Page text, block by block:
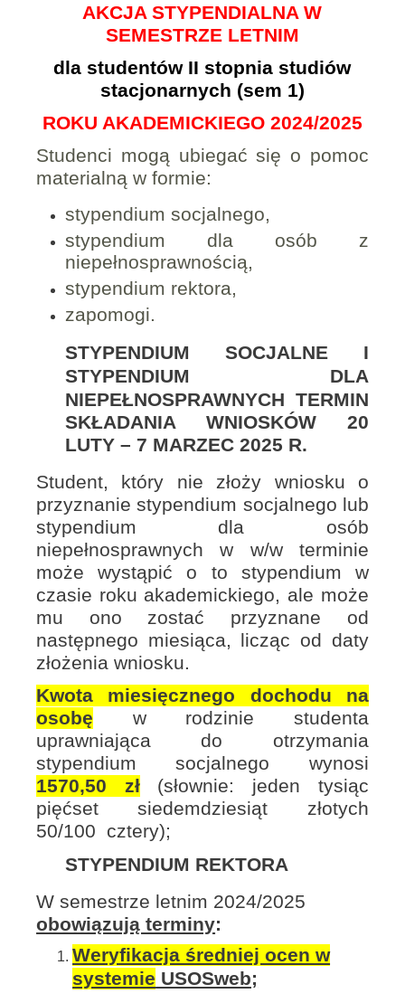
AKCJA STYPENDIALNA W
SEMESTRZE LETNIM
dla studentów II stopnia studiów
stacjonarnych (sem 1)
ROKU AKADEMICKIEGO 2024/2025
Studenci mogą ubiegać się o pomoc
materialną w formie:
stypendium socjalnego,
stypendium dla osób z
niepełnosprawnością,
stypendium rektora,
zapomogi.
STYPENDIUM SOCJALNE I
STYPENDIUM DLA
NIEPEŁNOSPRAWNYCH TERMIN
SKŁADANIA WNIOSKÓW 20
LUTY – 7 MARZEC 2025 R.
Student, który nie złoży wniosku o
przyznanie stypendium socjalnego lub
stypendium dla osób
niepełnosprawnych w w/w terminie
może wystąpić o to stypendium w
czasie roku akademickiego, ale może
mu ono zostać przyznane od
następnego miesiąca, licząc od daty
złożenia wniosku.
Kwota miesięcznego dochodu na
osobę w rodzinie studenta
uprawniająca do otrzymania
stypendium socjalnego wynosi
1570,50
zł(słownie: jeden tysiąc
pięćset siedemdziesiąt złotych
50/100 cztery);
STYPENDIUM REKTORA
W semestrze letnim 2024/2025
obowiązują terminy:
Weryfikacja średniej ocen w
systemie USOSweb;